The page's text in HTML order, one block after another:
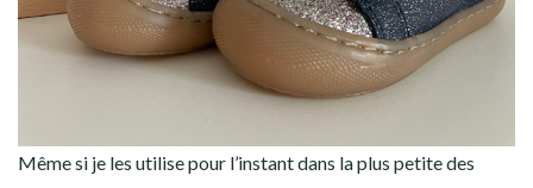
Même si je les utilise pour l’instant dans la plus petite des